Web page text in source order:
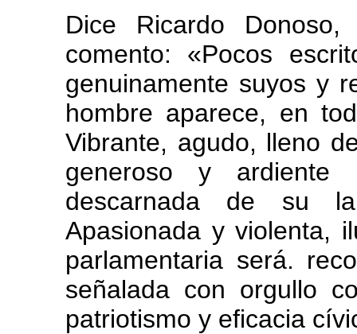
Dice Ricardo
comento: «Pocos
genuinamente suyos y
hombre aparece, en
Vibrante, agudo, lleno
generoso y ardiente
descarnada de su
Apasionada y violenta,
parlamentaria será.
señalada con orgullo
patriotismo y eficacia